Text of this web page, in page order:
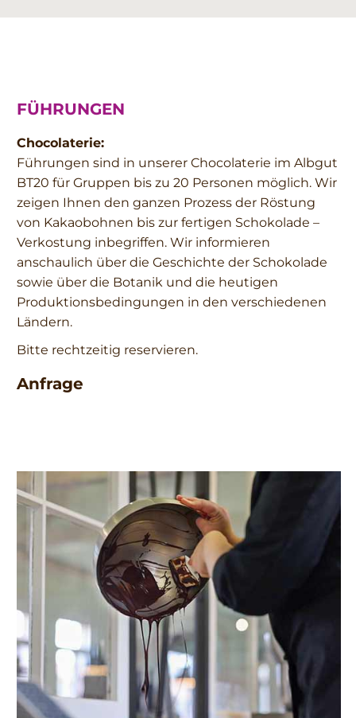
FÜHRUNGEN
Chocolaterie:
Führungen sind in unserer Chocolaterie im Albgut
BT20 für Gruppen bis zu 20 Personen möglich. Wir
zeigen Ihnen den ganzen Prozess der Röstung
von Kakaobohnen bis zur fertigen Schokolade –
Verkostung inbegriffen. Wir informieren
anschaulich über die Geschichte der Schokolade
sowie über die Botanik und die heutigen
Produktionsbedingungen in den verschiedenen
Ländern.
Bitte rechtzeitig reservieren.
Anfrage